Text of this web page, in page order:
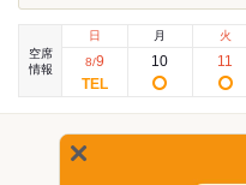
空席
情報
日
8/9
月
10
火
11